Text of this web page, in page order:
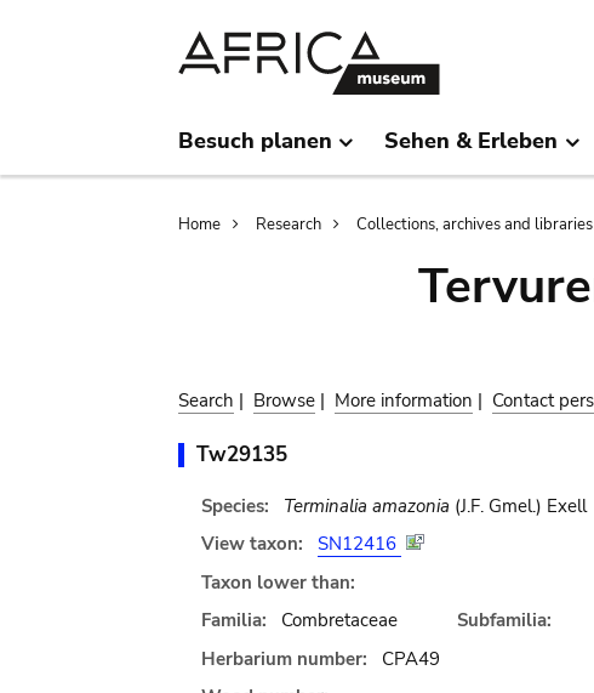
Besuch planen Sehen & Erleben
Breadcrumb
Home Research Collections, archives and libraries
Search | Browse | More information | Contact
Tw29135
Species: Terminalia amazonia (J.F. Gmel.) Exell
View taxon:
SN12416
Taxon lower than:
Familia:
Combretaceae
Subfamilia:
Herbarium number:
CPA49